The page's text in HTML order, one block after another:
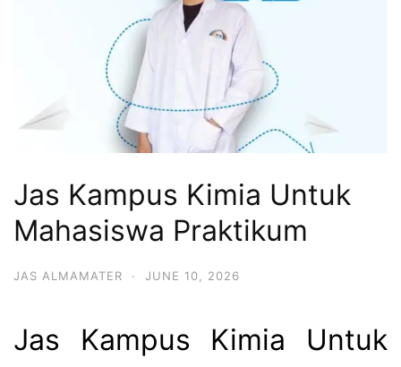
Jas Kampus Kimia Untuk
Mahasiswa Praktikum
JAS ALMAMATER · JUNE 10, 2026
Jas Kampus Kimia Untuk